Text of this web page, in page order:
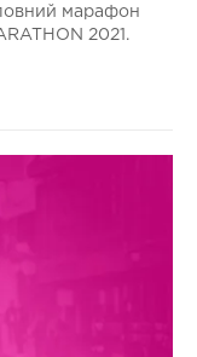
марафон
2021.